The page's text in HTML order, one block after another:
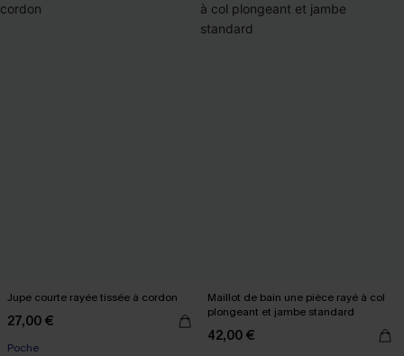
Jupe courte rayée tissée à cordon
27,00 €
Poche
Maillot de bain une pièce rayé à col
plongeant et jambe standard
42,00 €